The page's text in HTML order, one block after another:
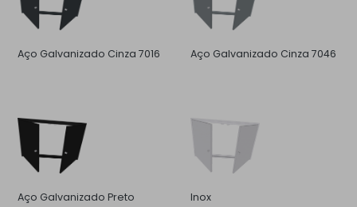
Aço Galvanizado Cinza 7016 Aço Galvanizado Cinza 7046
Aço Galvanizado Preto Inox